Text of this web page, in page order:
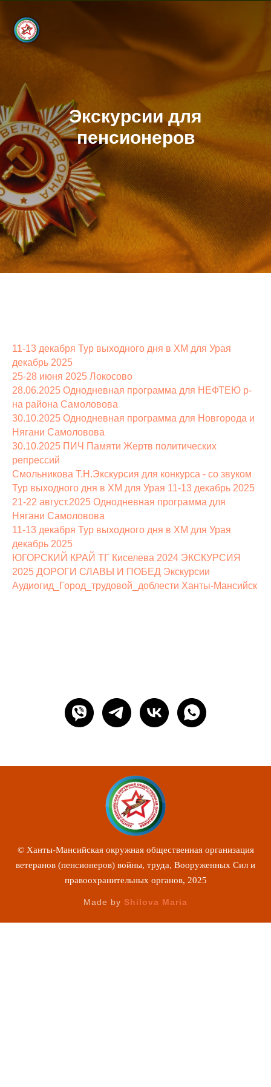
Экскурсии для
пенсионеров
11-13 декабря Тур выходного дня в ХМ для Урая
декабрь 2025
25-28 июня 2025 Локосово
28.06.2025 Однодневная программа для НЕФТЕЮ р-
на района Самоловова
30.10.2025 Однодневная программа для Новгорода и
Нягани Самоловова
30.10.2025 ПИЧ Памяти Жертв политических
репрессий
Смольникова Т.Н.Экскурсия для конкурса - со звуком
Тур выходного дня в ХМ для Урая 11-13 декабрь 2025
21-22 август.2025 Однодневная программа для
Нягани Самоловова
11-13 декабря Тур выходного дня в ХМ для Урая
декабрь 2025
ЮГОРСКИЙ КРАЙ ТГ Киселева 2024 ЭКСКУРСИЯ
2025 ДОРОГИ СЛАВЫ И ПОБЕД Экскурсии
Аудиогид_Город_трудовой_доблести Ханты-Мансийск
© Ханты-Мансийская окружная общественная организация
ветеранов (пенсионеров) войны, труда, Вооруженных Сил и
правоохранительных органов, 2025
Made by Shilova Maria